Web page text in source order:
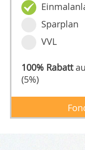
Sparplan
VVL
100% Rabatt
(5%)